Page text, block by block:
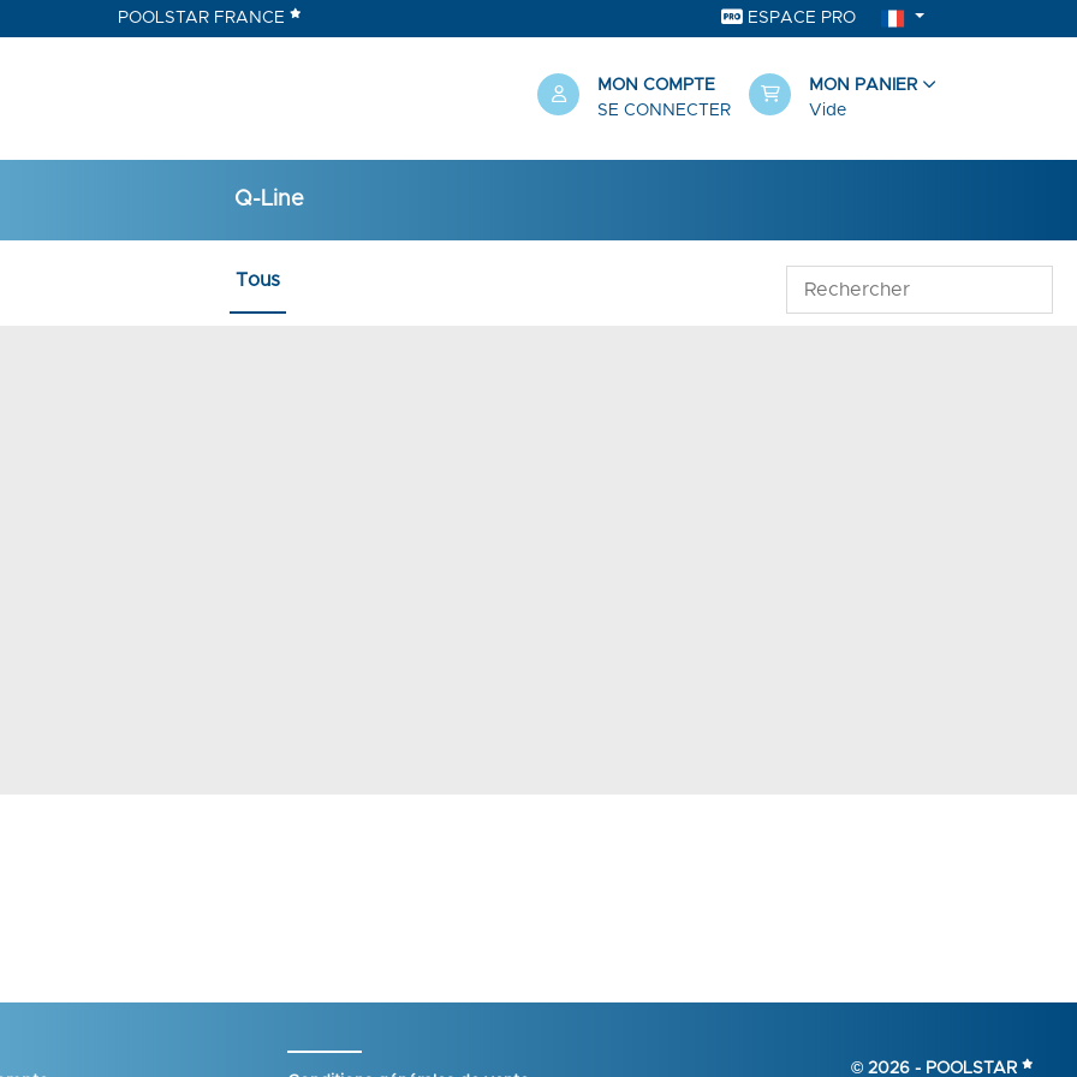
POOLSTAR FRANCE ESPACE PRO
MON COMPTE
SE CONNECTER
MON PANIER
Vide
Q-Line
Tous
© 2026 - POOLSTAR